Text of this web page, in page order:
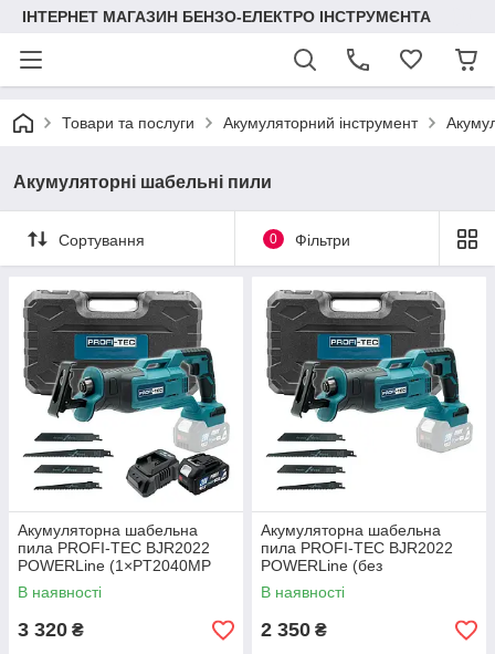
ІНТЕРНЕТ МАГАЗИН БЕНЗО-ЕЛЕКТРО ІНСТРУМЄНТА
Товари та послуги Акумуляторний інструмент
Акумуляторні шабельні пили
Сортування 0 Фільтри
Акумуляторна шабельна
пила PROFI-TEC BJR2022
POWERLine (1×PT2040MP
(4.0 Аг), зарядний пристрій)
В наявності
3 320 ₴
Акумуляторна шабельна
пила PROFI-TEC BJR2022
POWERLine (без
акумулятора та зарядного
пристрою)
В наявності
2 350 ₴